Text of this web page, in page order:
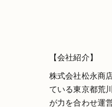
【会社紹介】
株式会社松永商
ている東京都荒
が力を合わせ運